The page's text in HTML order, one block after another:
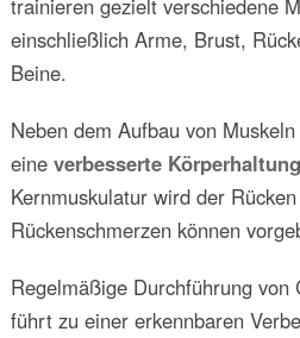
trainieren gezielt verschiedene
einschließlich Arme, Brust,
Beine.
Neben dem Aufbau von
eine verbesserte Körperhaltung
Kernmuskulatur wird der
Rückenschmerzen können
Regelmäßige Durchführung von
führt zu einer erkennbaren